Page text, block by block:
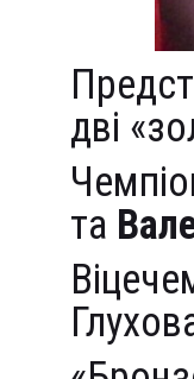
дві
та